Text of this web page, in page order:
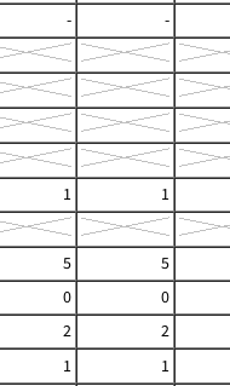
- -
1 1
5 5
0 0
2 2
1 1